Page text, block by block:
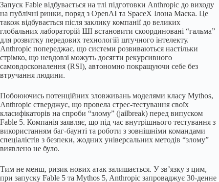
Запуск Fable відбувається на тлі підготовки Anthropic до виходу
на публічні ринки, поряд з OpenAI та SpaceX Ілона Маска. Це
також відбувається після заклику компанії до великих
глобальних лабораторій ШІ встановити скоординовані “гальма”
для розвитку передових технологій штучного інтелекту.
Anthropic попереджає, що системи розвиваються настільки
стрімко, що невдовзі можуть досягти рекурсивного
самовдосконалення (RSI), автономно покращуючи себе без
втручання людини.
Побоюючись потенційних зловживань моделями класу Mythos,
Anthropic стверджує, що провела стрес-тестування своїх
класифікаторів на спроби “злому” (jailbreak) перед випуском
Fable 5. Компанія заявляє, що під час внутрішнього тестування з
використанням баг-баунті та роботи з зовнішніми командами
спеціалістів з безпеки, жодних універсальних методів “злому”
виявлено не було.
Тим не менш, ризик нових атак залишається. У зв’язку з цим,
при запуску Fable 5 та Mythos 5, Anthropic запроваджує 30-денне